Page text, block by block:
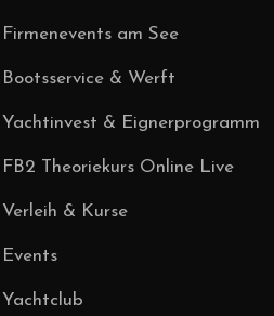
Firmenevents am See
Bootsservice & Werft
Yachtinvest & Eignerprogramm
FB2 Theoriekurs Online Live
Verleih & Kurse
Events
Yachtclub